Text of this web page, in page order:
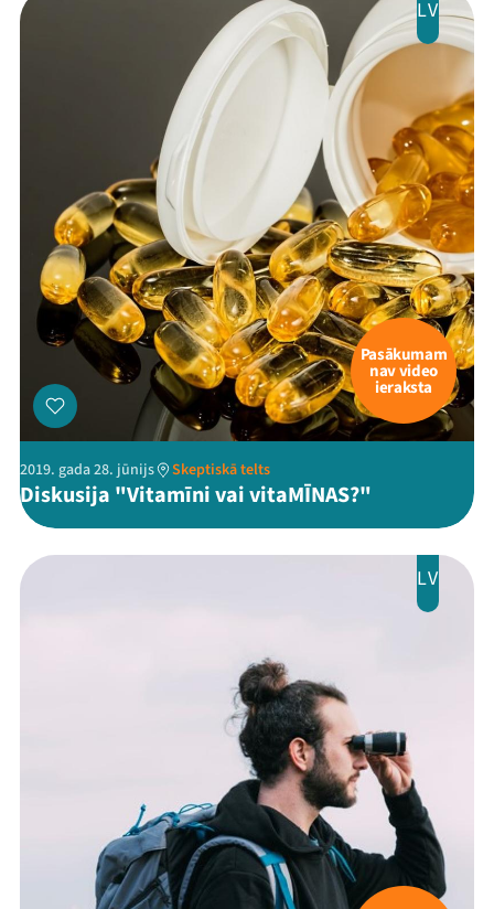
LV
Pasākumam
nav video
ieraksta
2019. gada 28. jūnijs Skeptiskā telts
Diskusija "Vitamīni vai vitaMĪNAS?"
LV